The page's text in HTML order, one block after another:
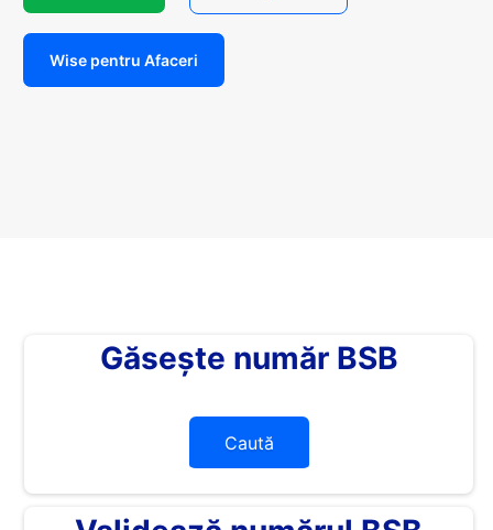
Wise pentru Afaceri
Găsește număr BSB
Caută